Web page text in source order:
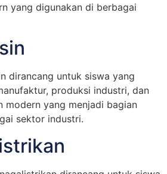
yang digunakan di berbagai
dirancang untuk siswa yang
produksi industri, dan
modern yang menjadi bagian
sektor industri.